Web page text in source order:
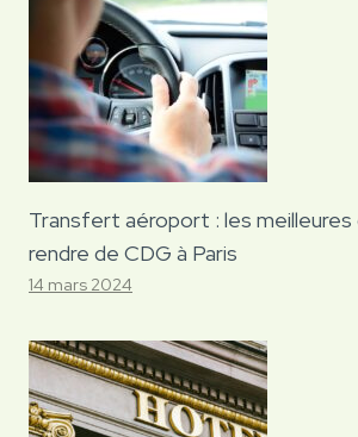
Transfert aéroport : les
rendre de CDG à Paris
14 mars 2024